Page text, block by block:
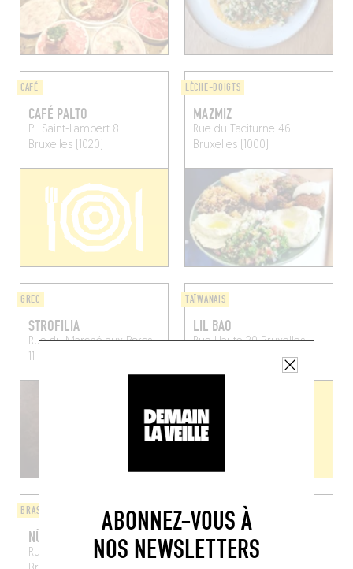
ABONNEZ-VOUS À
NOS NEWSLETTERS
CAFÉ
CAFÉ PALTO
Pl. Saint-Lambert 8
Bruxelles (1020)
LÈCHE-DOIGTS
MAZMIZ
Rue du Taciturne 46
Bruxelles (1000)
GREC
STROFILIA
Rue du Marché aux Porcs
TAÏWANAIS
LIL BAO
Rue Haute 20Bruxelles
BRASSERIE
NÜETNIGENOUGH
Rue du Lombard 25
CHINOIS
GOURMETS EVERYDAY
Rue des Poissonniers 10